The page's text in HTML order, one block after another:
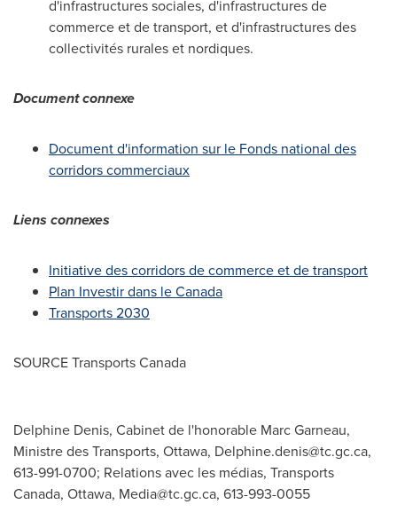
d'infrastructures sociales, d'infrastructures de
commerce et de transport, et d'infrastructures des
collectivités rurales et nordiques.
Document connexe
Document d'information sur le Fonds national des
corridors commerciaux
Liens connexes
Initiative des corridors de commerce et de transport
Plan Investir dans leCanada
Transports 2030
SOURCE Transports Canada
Delphine Denis, Cabinet de l'honorable Marc Garneau,
Ministre des Transports, Ottawa, Delphine.denis@tc.gc.ca,
613-991-0700; Relations avec les médias, Transports
Canada, Ottawa, Media@tc.gc.ca, 613-993-0055